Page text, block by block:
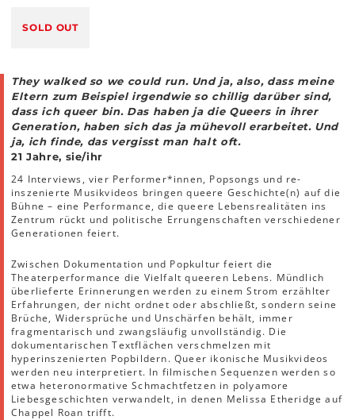
SOLD OUT
They walked so we could run. Und ja, also, dass meine
Eltern zum Beispiel irgendwie so chillig darüber sind,
dass ich queer bin. Das haben ja die Queers in ihrer
Generation, haben sich das ja mühevoll erarbeitet. Und
ja, ich finde, das vergisst man halt oft.
21 Jahre, sie/ihr
24 Interviews, vier Performer*innen, Popsongs und re-
inszenierte Musikvideos bringen queere Geschichte(n) auf die
Bühne – eine Performance, die queere Lebensrealitäten ins
Zentrum rückt und politische Errungenschaften verschiedener
Generationen feiert.
Zwischen Dokumentation und Popkultur feiert die
Theaterperformance die Vielfalt queeren Lebens. Mündlich
überlieferte Erinnerungen werden zu einem Strom erzählter
Erfahrungen, der nicht ordnet oder abschließt, sondern seine
Brüche, Widersprüche und Unschärfen behält, immer
fragmentarisch und zwangsläufig unvollständig. Die
dokumentarischen Textflächen verschmelzen mit
hyperinszenierten Popbildern. Queer ikonische Musikvideos
werden neu interpretiert. In filmischen Sequenzen werden so
etwa heteronormative Schmachtfetzen in polyamore
Liebesgeschichten verwandelt, in denen Melissa Etheridge auf
Chappel Roan trifft.